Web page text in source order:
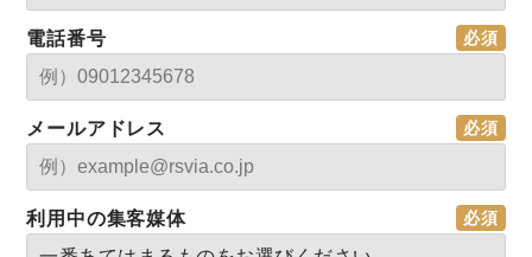
電話番号
メールアドレス
利用中の集客媒体